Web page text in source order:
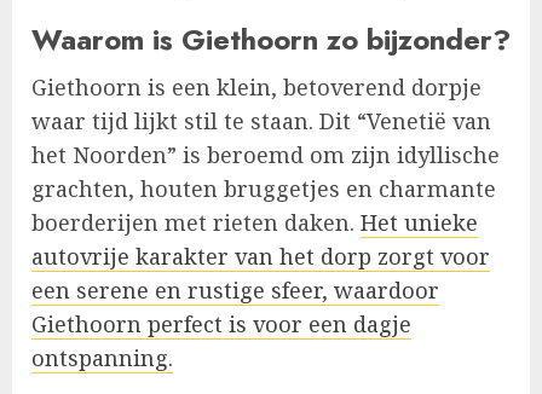
Waarom is Giethoorn zo bijzonder?
Giethoorn is een klein, betoverend dorpje
waar tijd lijkt stil te staan. Dit “Venetië van
het Noorden” is beroemd om zijn idyllische
grachten, houten bruggetjes en charmante
boerderijen met rieten daken. Het unieke
autovrije karakter van het dorp zorgt voor
een serene en rustige sfeer, waardoor
Giethoorn perfect is voor een dagje
ontspanning.